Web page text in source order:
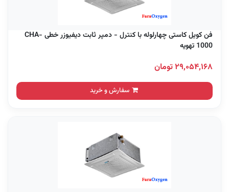
فن کویل کاستی چهارلوله با کنترل - دمپر ثابت دیفیوزر خطی CHA-
1000 تهویه
۲۹,۰۵۴,۱۶۸ تومان
سفارش و خرید